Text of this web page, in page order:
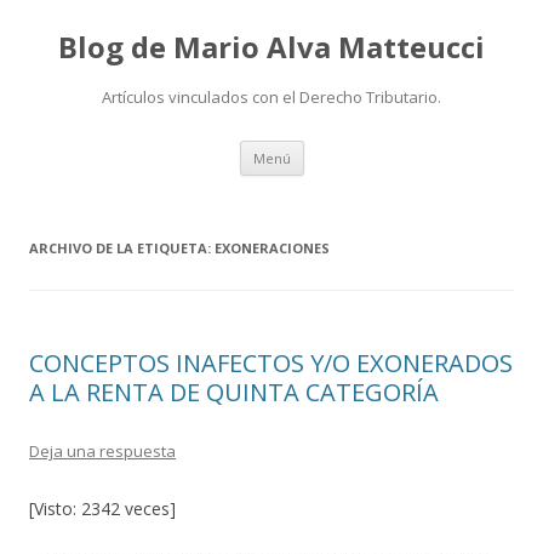
Blog de Mario Alva Matteucci
Artículos vinculados con el Derecho Tributario.
Menú Ir
contenido
ARCHIVO DE LA ETIQUETA: EXONERACIONES
CONCEPTOS INAFECTOS Y/O EXONERADOS
A LA RENTA DE QUINTA CATEGORÍA
Deja una respuesta
[Visto: 2342 veces]